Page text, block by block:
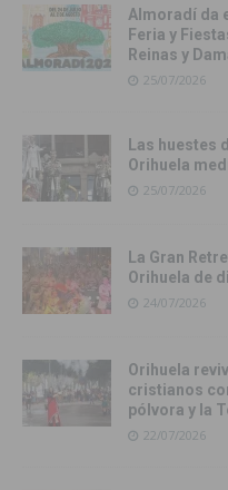
Almoradí da
Feria y
Reinas y
25/07/2026
Las huestes
Orihuela
25/07/2026
La Gran
Orihuela de
24/07/2026
Orihuela
cristianos
pólvora y la
22/07/2026